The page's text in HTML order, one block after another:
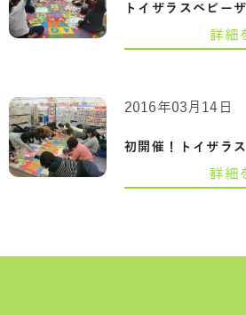
詳細
2016年03月14日
詳細